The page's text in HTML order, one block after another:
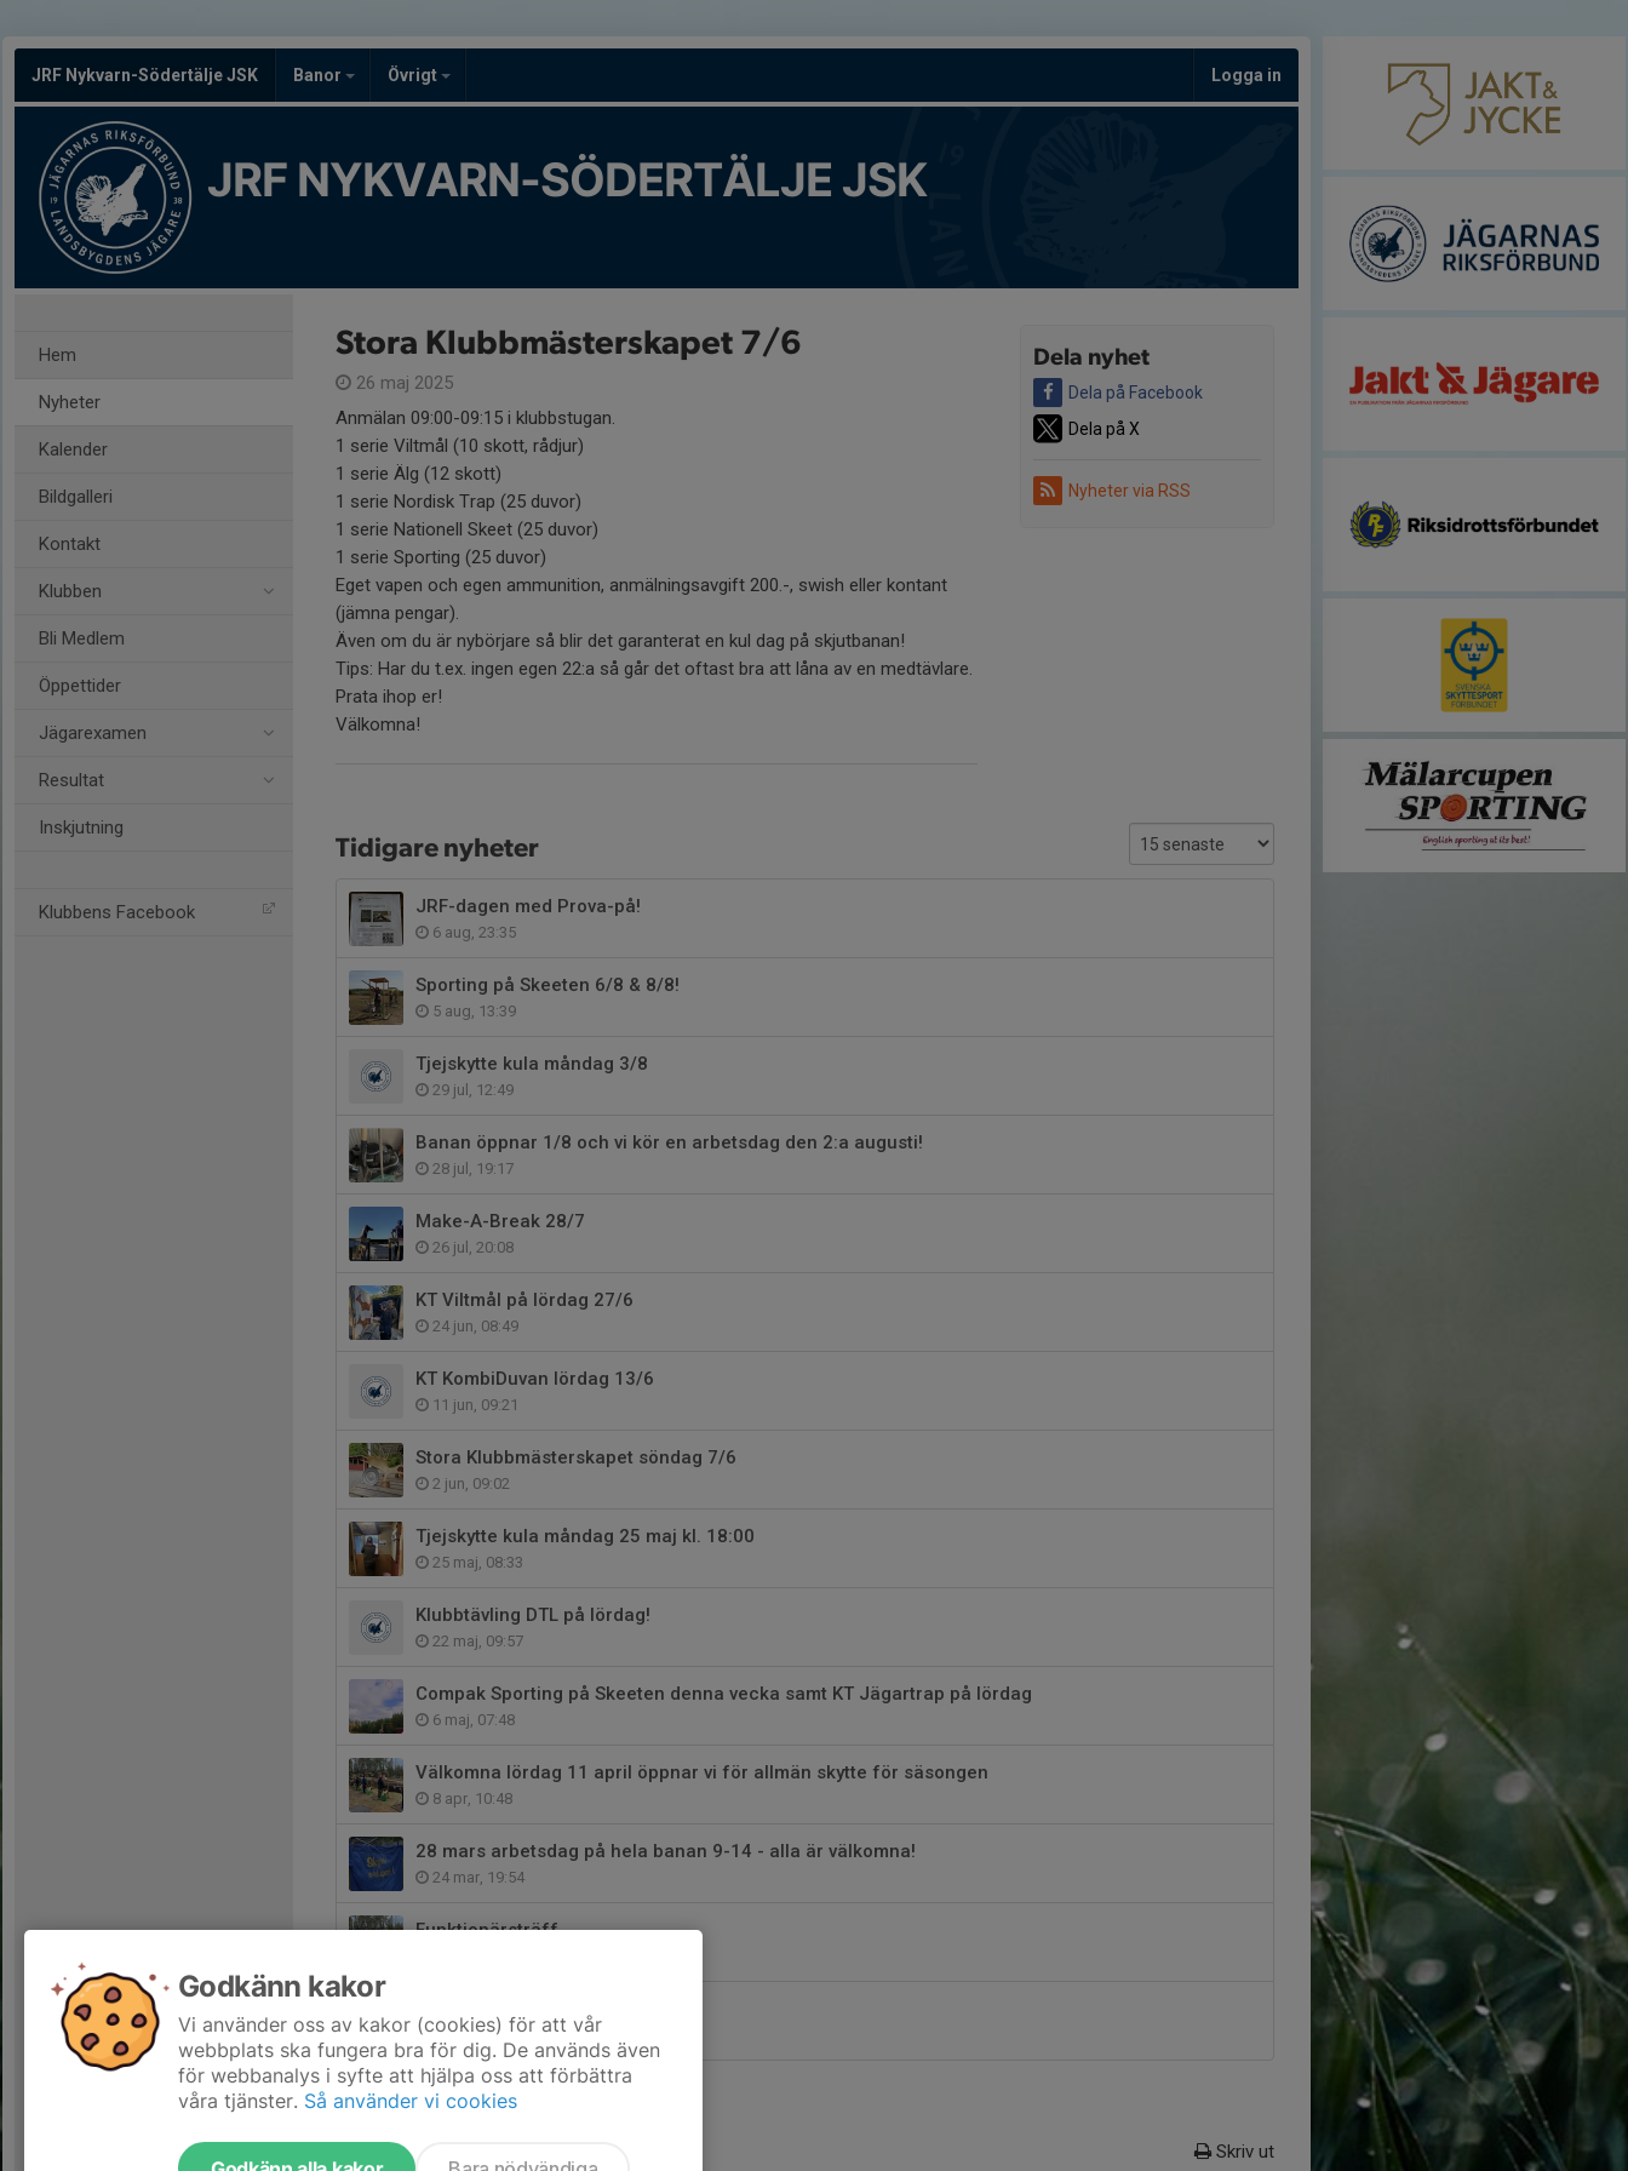
JRF Nykvarn-Södertälje JSK Banor Övrigt Logga in
JRF NYKVARN-SÖDERTÄLJE JSK
Hem
Nyheter
Kalender
Bildgalleri
Kontakt
Klubben
Bli Medlem
Öppettider
Jägarexamen
Resultat
Inskjutning
Klubbens Facebook
Dela nyhet
Dela på Facebook
Dela på X
Nyheter via RSS
Stora Klubbmästerskapet 7/6
26 maj 2025
Anmälan 09:00-09:15 i klubbstugan.
1 serie Viltmål (10 skott, rådjur)
1 serie Älg (12 skott)
1 serie Nordisk Trap (25 duvor)
1 serie Nationell Skeet (25 duvor)
1 serie Sporting (25 duvor)
Eget vapen och egen ammunition, anmälningsavgift 200.-, swish eller kontant
(jämna pengar).
Även om du är nybörjare så blir det garanterat en kul dag på skjutbanan!
Tips: Har du t.ex. ingen egen 22:a så går det oftast bra att låna av en medtävlare.
Prata ihop er!
Välkomna!
Tidigare nyheter
JRF-dagen med Prova-på!
6 aug, 23:35
Sporting på Skeeten 6/8 & 8/8!
5 aug, 13:39
Tjejskytte kula måndag 3/8
29 jul, 12:49
Banan öppnar 1/8 och vi kör en arbetsdag den 2:a augusti!
28 jul, 19:17
Make-A-Break 28/7
26 jul, 20:08
KT Viltmål på lördag 27/6
24 jun, 08:49
KT KombiDuvan lördag 13/6
11 jun, 09:21
Stora Klubbmästerskapet söndag 7/6
2 jun, 09:02
Tjejskytte kula måndag 25 maj kl. 18:00
25 maj, 08:33
Klubbtävling DTL på lördag!
22 maj, 09:57
Compak Sporting på Skeeten denna vecka samt KT Jägartrap på lördag
6 maj, 07:48
Välkomna lördag 11 april öppnar vi för allmän skytte för säsongen
8 apr, 10:48
28 mars arbetsdag på hela banan 9-14 - alla är välkomna!
24 mar, 19:54
Funktionärsträff
22 feb, 20:12
Skriv ut
Godkänn kakor
Vi använder oss av kakor (cookies) för att vår
webbplats ska fungera bra för dig. De används även
för webbanalys i syfte att hjälpa oss att förbättra
våra tjänster. Så använder vi cookies